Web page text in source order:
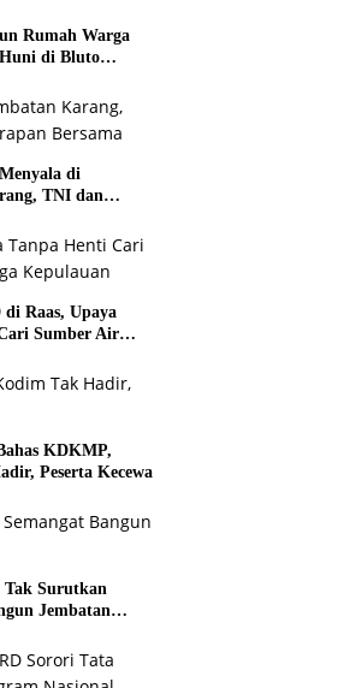
Rumah Warga
di Bluto
di
TNI dan
Raas, Upaya
Sumber Air
KDKMP,
Peserta Kecewa
Tak Surutkan
Jembatan